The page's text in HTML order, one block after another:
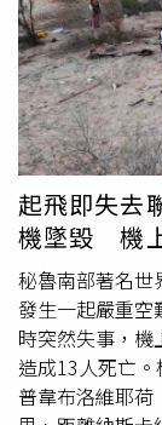
Ervebo疫苗，
化。目前全球規
西非疫情，但民
模，更因擴散速
以掌握，引發
度警戒，後續發
地區和平穩定的
洋權益的必要之
和許多地區國家
而，一些菲律賓
行為宣言》，屢
海仲裁案裁決」
內立法形式固化
架劃界案，到頻
潟湖非法作業，
權和海洋權益，
繁榮發展大局。
對黃岩島的主權
中國最早發現
用。中國持續、
起飛即失去
機墜毀 機
秘魯南部著名世
發生一起嚴重空
時突然失事，
造成13人死亡
普韋布洛維耶